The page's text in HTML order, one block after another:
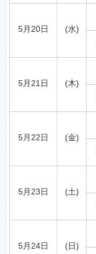
5月20日 (水)
5月21日 (木)
5月22日 (金)
5月23日 (土)
5月24日 (日)